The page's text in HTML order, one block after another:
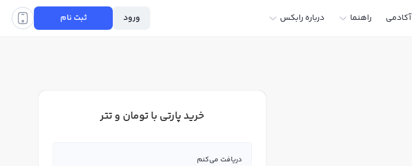
آکادمی راهنما درباره رابکس ورود ثبت نام
خرید پارتی با تومان و تتر
دریافت می‌کنم